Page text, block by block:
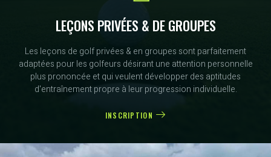
LEÇONS PRIVÉES & DE GROUPES
Les leçons de golf privées & en groupes sont parfaitement
adaptées pour les golfeurs désirant une attention personnelle
plus prononcée et qui veulent développer des aptitudes
d'entraînement propre à leur progression individuelle.
INSCRIPTION